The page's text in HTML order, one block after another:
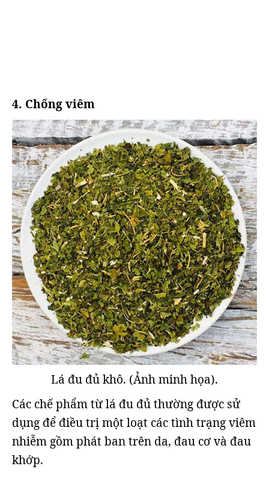
4. Chống viêm
Lá đu đủ khô. (Ảnh minh họa).
Các chế phẩm từ lá đu đủ thường được sử
dụng để điều trị một loạt các tình trạng viêm
nhiễm gồm phát ban trên da, đau cơ và đau
khớp.